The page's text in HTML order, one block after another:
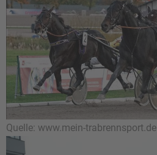
Quelle: www.mein-trabrennsport.de